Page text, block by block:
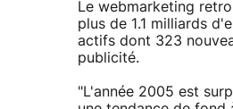
Le webmarketing
plus de 1.1 milliards
actifs dont 323
publicité.
"L'année 2005 est